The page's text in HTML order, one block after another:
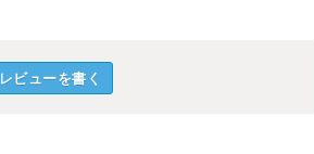
レビューを書く